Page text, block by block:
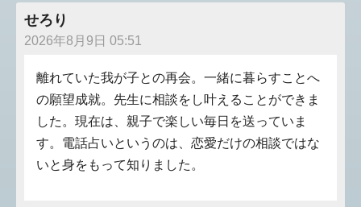
せろり
2026年8月9日 05:51
離れていた我が子との再会。一緒に暮らすことへ
の願望成就。先生に相談をし叶えることができま
した。現在は、親子で楽しい毎日を送っていま
す。電話占いというのは、恋愛だけの相談ではな
いと身をもって知りました。